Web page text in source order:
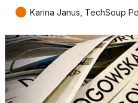
● Karina Janus, TechSoup